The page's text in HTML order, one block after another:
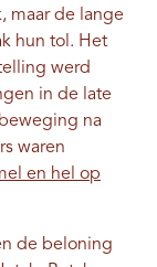
maar de lange
hun tol. Het
werd
in de late
na
waren
en hel op
de beloning